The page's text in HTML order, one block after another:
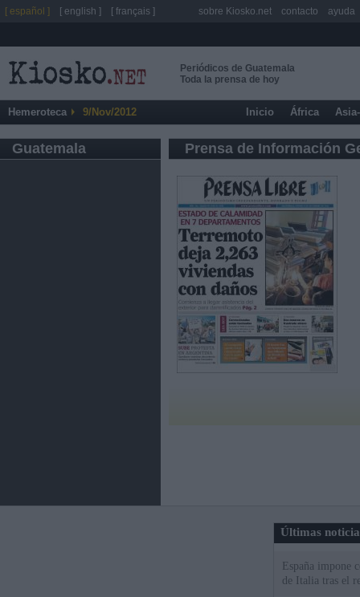
Periódicos de Guatemala
Toda la prensa de hoy
Hemeroteca 9/Nov/2012 Inicio África
Guatemala Prensa de Información
Últimas
España impone
de Italia tras el
[ español ] [ english ] [ français ] sobre Kiosko.net contacto ayuda